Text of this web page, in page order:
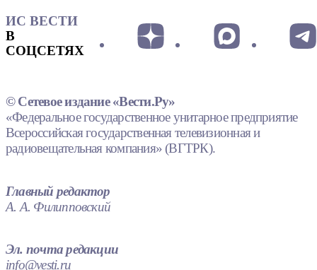
ИС ВЕСТИ
В
СОЦСЕТЯХ
© Сетевое издание «Вести.Ру»
«Федеральное государственное унитарное предприятие
Всероссийская государственная телевизионная и
радиовещательная компания» (ВГТРК).
Главный редактор
А. А. Филипповский
Эл. почта редакции
info@vesti.ru